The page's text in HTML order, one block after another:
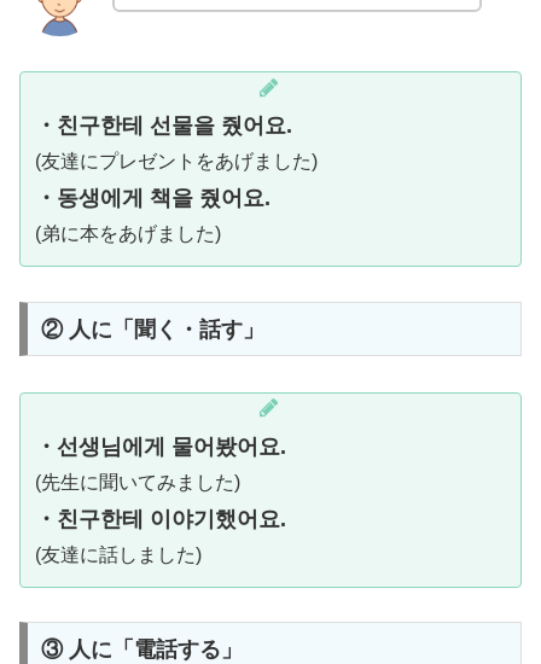
・친구한테 선물을 줬어요.
(友達にプレゼントをあげました)
・동생에게 책을 줬어요.
(弟に本をあげました)
② 人に「聞く・話す」
・선생님에게 물어봤어요.
(先生に聞いてみました)
・친구한테 이야기했어요.
(友達に話しました)
③ 人に「電話する」